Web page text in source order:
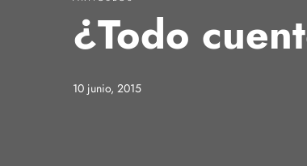
¿Todo
10 junio, 2015